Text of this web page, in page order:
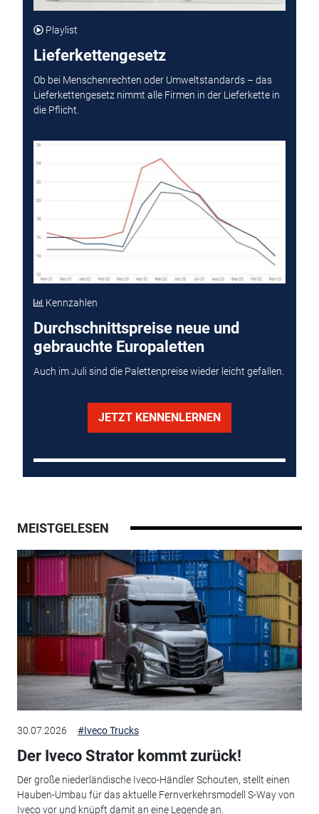
Playlist
Lieferkettengesetz
Ob bei Menschenrechten oder Umweltstandards – das
Lieferkettengesetz nimmt alle Firmen in der Lieferkette in
die Pflicht.
Kennzahlen
Durchschnittspreise neue und
gebrauchte Europaletten
Auch im Juli sind die Palettenpreise wieder leicht gefallen.
JETZT KENNENLERNEN
MEISTGELESEN
30.07.2026 #Iveco Trucks
Der Iveco Strator kommt zurück!
Der große niederländische Iveco-Händler Schouten, stellt einen
Hauben-Umbau für das aktuelle Fernverkehrsmodell S-Way von
Iveco vor und knüpft damit an eine Legende an.